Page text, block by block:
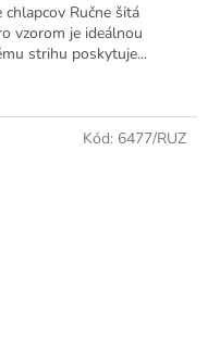
Ručne šitá
vzorom je ideálnou
strihu poskytuje...
Kód: 6477/RUZ